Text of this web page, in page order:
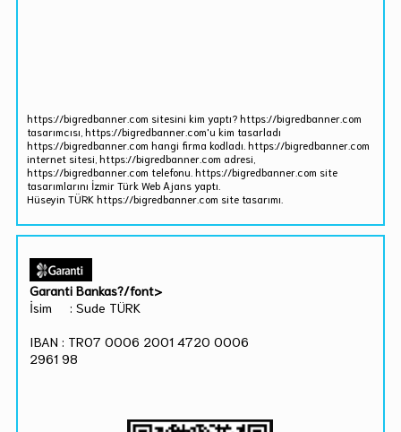
https://bigredbanner.com sitesini kim yaptı? https://bigredbanner.com
tasarımcısı, https://bigredbanner.com'u kim tasarladı
https://bigredbanner.com hangi firma kodladı. https://bigredbanner.com
internet sitesi, https://bigredbanner.com adresi,
https://bigredbanner.com telefonu. https://bigredbanner.com site
tasarımlarını İzmir Türk Web Ajans yaptı.
Hüseyin TÜRK https://bigredbanner.com site tasarımı.
Garanti Bankas?/font>
İsim : Sude TÜRK
IBAN : TR07 0006 2001 4720 0006
2961 98